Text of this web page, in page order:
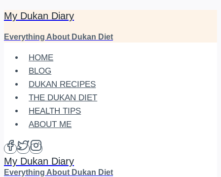
Skip
content
My Dukan Diary
Everything About Dukan Diet
HOME
BLOG
DUKAN RECIPES
THE DUKAN DIET
HEALTH TIPS
ABOUT ME
My Dukan Diary
Everything About Dukan Diet